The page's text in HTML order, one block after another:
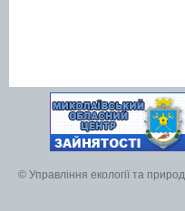
© Управління екології та